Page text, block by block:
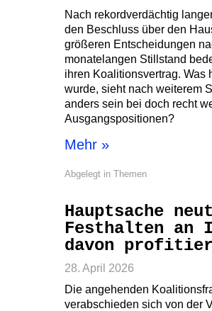
Nach rekordverdächtig
den Beschluss über den
größeren Entscheidungen
monatelangen Stillstand
ihren Koalitionsvertrag. Was
wurde, sieht nach weiterem
anders sein bei doch recht
Ausgangspositionen?
Mehr »
Abgelegt in Themen
Hauptsache
Festhalten an
davon
28. April 2026
Die angehenden
verabschieden sich von der